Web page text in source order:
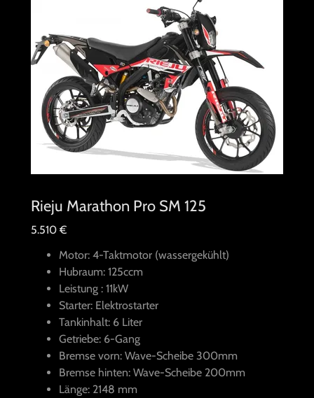
Rieju Marathon Pro SM 125
5.510 €
Motor: 4-Taktmotor (wassergekühlt)
Hubraum: 125ccm
Leistung : 11kW
Starter: Elektrostarter
Tankinhalt: 6 Liter
Getriebe: 6-Gang
Bremse vorn: Wave-Scheibe 300mm
Bremse hinten: Wave-Scheibe 200mm
Länge: 2148 mm